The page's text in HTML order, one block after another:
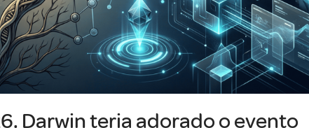
Darwin teria adorado o evento